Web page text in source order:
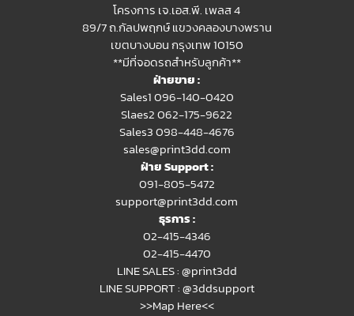
โครงการ เจ.เอส.พี. เพลส 4
89/7 ถ.กัลปพฤกษ์ แขวงคลองบางพราน
เขตบางบอน กรุงเทพ 10150
**มีที่จอดรถสำหรับลูกค้า**
ฝ่ายขาย :
Sales1 096-140-0420
Slaes2062-175-9622
Sales3 098-448-4676
sales@print3dd.com
ฝ่าย Support :
091-805-5472
support@print3dd.com
ธุรการ :
02-415-4346
02-415-4470
LINE SALES :@print3dd
LINE SUPPORT :@3ddsupport
>>Map Here<<